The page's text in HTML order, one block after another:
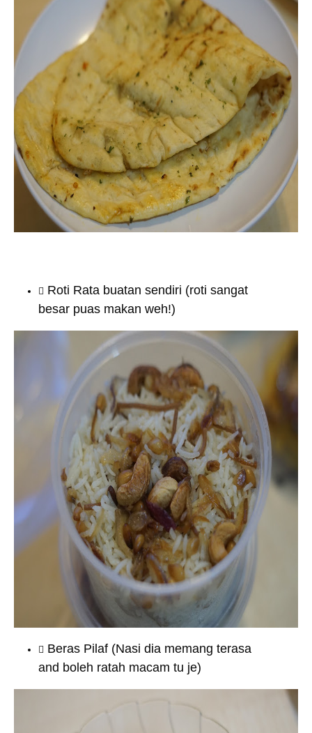
Roti Rata buatan sendiri (roti sangat
besar puas makan weh!)
Beras Pilaf (Nasi dia memang terasa
and boleh ratah macam tu je)